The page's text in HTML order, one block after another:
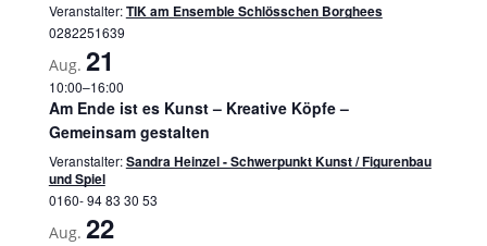
Veranstalter:TIK am Ensemble Schlösschen Borghees
0282251639
Aug. 21
10:00–16:00
Am Ende ist es Kunst – Kreative Köpfe –
Gemeinsam gestalten
Veranstalter:Sandra Heinzel - Schwerpunkt Kunst / Figurenbau
und Spiel
0160- 94 83 30 53
Aug. 22